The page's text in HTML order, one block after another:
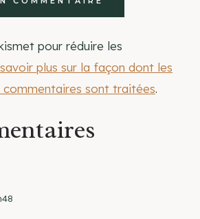
pour réduire les
plus sur la façon dont les
commentaires sont traitées.